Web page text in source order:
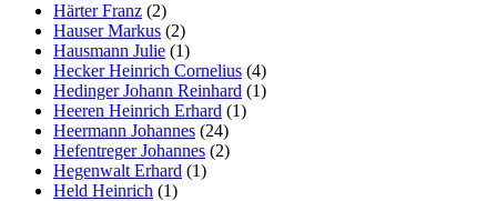
Härter Franz (2)
Hauser Markus (2)
Hausmann Julie (1)
Hecker Heinrich Cornelius (4)
Hedinger Johann Reinhard (1)
Heeren Heinrich Erhard (1)
Heermann Johannes (24)
Hefentreger Johannes (2)
Hegenwalt Erhard (1)
Held Heinrich (1)